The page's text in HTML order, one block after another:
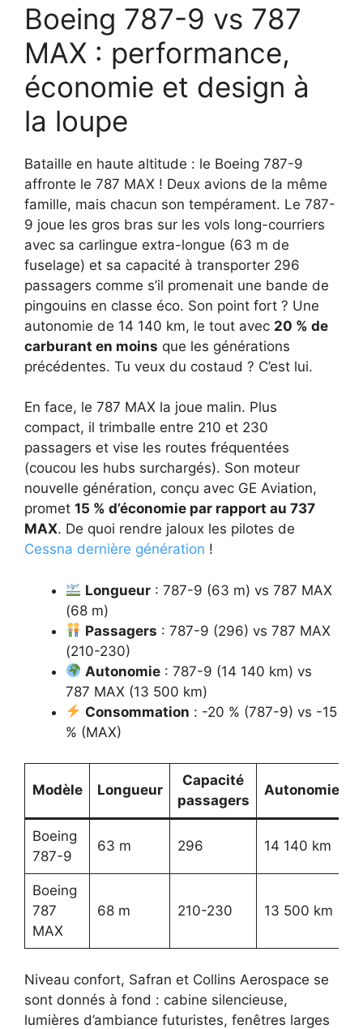
Boeing 787-9 vs 787
MAX : performance,
économie et design à
la loupe
Bataille en haute altitude : le Boeing 787-9
affronte le 787 MAX ! Deux avions de la même
famille, mais chacun son tempérament. Le 787-
9 joue les gros bras sur les vols long-courriers
avec sa carlingue extra-longue (63 m de
fuselage) et sa capacité à transporter 296
passagers comme s’il promenait une bande de
pingouins en classe éco. Son point fort ? Une
autonomie de 14 140 km, le tout avec 20 % de
carburant en moins que les générations
précédentes. Tu veux du costaud ? C’est lui.
En face, le 787 MAX la joue malin. Plus
compact, il trimballe entre 210 et 230
passagers et vise les routes fréquentées
(coucou les hubs surchargés). Son moteur
nouvelle génération, conçu avec GE Aviation,
promet 15 % d’économie par rapport au 737
MAX. De quoi rendre jaloux les pilotes de
Cessna dernière génération !
Longueur : 787-9 (63 m) vs 787 MAX
(68 m)
Passagers : 787-9 (296) vs 787 MAX
(210-230)
Autonomie : 787-9 (14 140 km) vs
787 MAX (13 500 km)
Consommation : -20 % (787-9) vs -15
% (MAX)
Modèle Longueur
Capacité
passagers
Autonomie
Boeing
787-9
63 m 296 14 140 km
Boeing
787
MAX
68 m 210-230 13 500 km
Niveau confort, Safran et Collins Aerospace se
sont donnés à fond : cabine silencieuse,
lumières d’ambiance futuristes, fenêtres larges